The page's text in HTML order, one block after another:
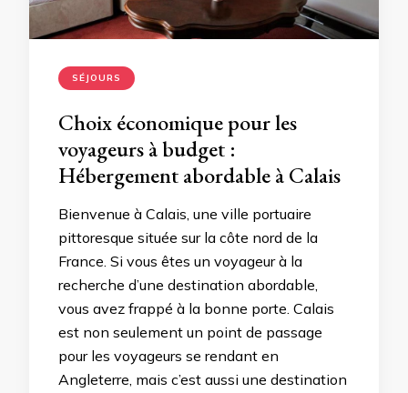
SÉJOURS
Choix économique pour les
voyageurs à budget :
Hébergement abordable à Calais
Bienvenue à Calais, une ville portuaire
pittoresque située sur la côte nord de la
France. Si vous êtes un voyageur à la
recherche d’une destination abordable,
vous avez frappé à la bonne porte. Calais
est non seulement un point de passage
pour les voyageurs se rendant en
Angleterre, mais c’est aussi une destination